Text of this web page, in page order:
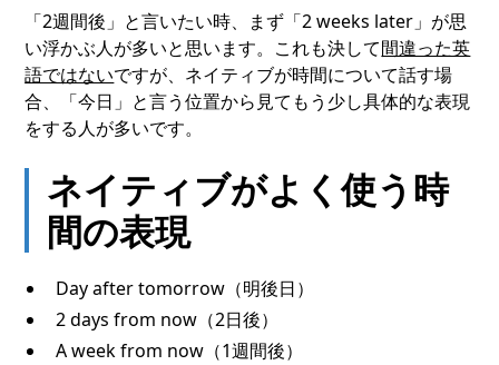
「2週間後」と言いたい時、まず「2 weeks later」が思
い浮かぶ人が多いと思います。これも決して間違った英
語ではないですが、ネイティブが時間について話す場
合、「今日」と言う位置から見てもう少し具体的な表現
をする人が多いです。
ネイティブがよく使う時
間の表現
Day after tomorrow（明後日）
2 days from now（2日後）
A week from now（1週間後）